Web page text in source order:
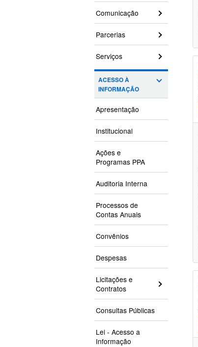
Comunicação
Parcerias
Serviços
ACESSO À
INFORMAÇÃO
Apresentação
Institucional
Ações e
Programas PPA
Auditoria Interna
Processos de
Contas Anuais
Convênios
Despesas
Licitações e
Contratos
Consultas Públicas
Lei - Acesso a
Informação